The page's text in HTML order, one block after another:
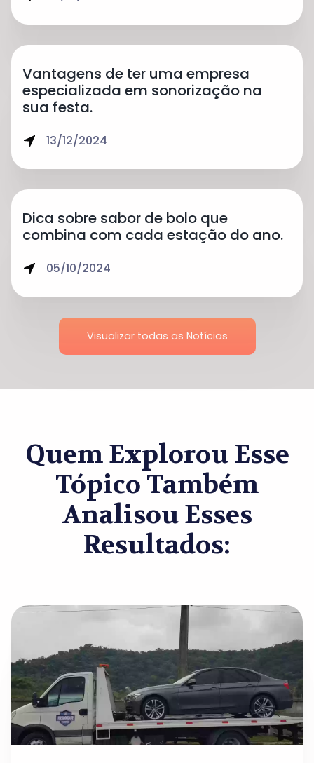
Vantagens de ter uma empresa
especializada em sonorização na
sua festa.
13/12/2024
Dica sobre sabor de bolo que
combina com cada estação do ano.
05/10/2024
Visualizar todas as Notícias
Quem Explorou Esse
Tópico Também
Analisou Esses
Resultados: